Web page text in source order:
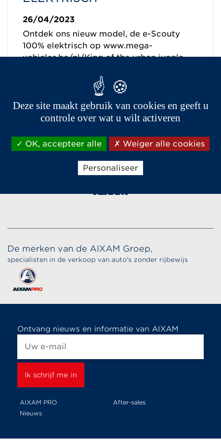
26/04/2023
Ontdek ons nieuw model, de e-Scouty
100% elektrisch op www.mega-
vehicles.be/nl/King of the urban jungle
Lees verder
De merken van de AIXAM Groep,
specialisten in de verkoop van auto's zonder rijbewijs
Ontvang nieuws en informatie van AIXAM
AIXAM PRO
After-sales
Nieuws
Deze site maakt gebruik van cookies en geeft u
controle over wat u wilt activeren
OK, accepteer alle Weiger alle cookies
Personaliseer